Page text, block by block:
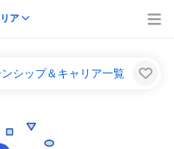
ア
シップ＆キャリア一覧